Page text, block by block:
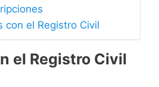
con el Registro Civil
el Registro Civil